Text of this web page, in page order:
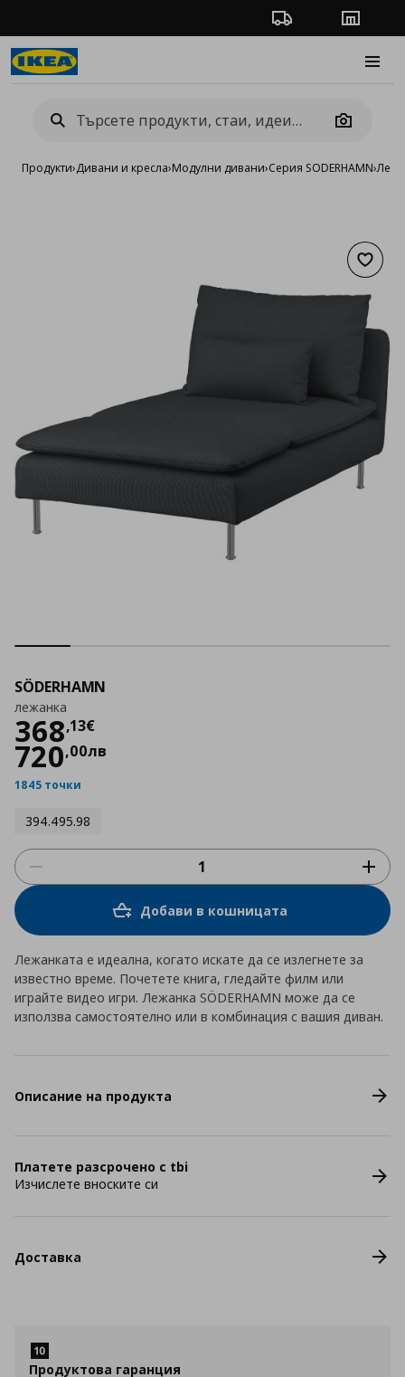
Проследяване на
Camera
Продукти›Дивани и кресла›Модулни дивани›Серия SODERHAMN›
SÖDERHAMN
лежанка
368,13€
Цена
720,00лв
1845 точки
394.495.98
Добави в кошницата
Лежанката е идеална, когато искате да се излегнете за
известно време. Почетете книга, гледайте филм или
играйте видео игри. Лежанка SÖDERHAMN може да се
използва самостоятелно или в комбинация с вашия диван.
Описание на продукта
Платете разсрочено с tbi
Изчислете вноските си
Доставка
Продуктова гаранция